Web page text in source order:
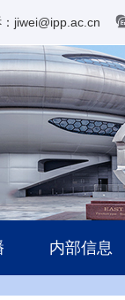
jiwei@ipp.ac.cn
内部信息